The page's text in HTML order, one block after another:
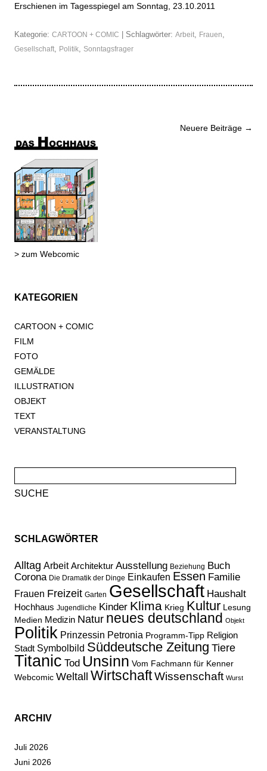
Erschienen im Tagesspiegel am Sonntag, 23.10.2011
Kategorie: CARTOON + COMIC | Schlagwörter: Arbeit Frauen
Gesellschaft Politik Sonntagsfrager
Navigation
Neuere Beiträge →
> zum Webcomic
KATEGORIEN
CARTOON + COMIC
FILM
FOTO
GEMÄLDE
ILLUSTRATION
OBJEKT
TEXT
VERANSTALTUNG
nach:
SCHLAGWÖRTER
Alltag Arbeit Architektur Ausstellung Beziehung Buch
Corona Die Dramatik der Dinge Einkaufen Essen Familie
Frauen Freizeit Garten Gesellschaft Haushalt
Hochhaus Jugendliche Kinder Klima Krieg Kultur Lesung
Medien Medizin Natur neues deutschland Objekt
Politik Prinzessin Petronia Programm-Tipp Religion
Stadt Symbolbild Süddeutsche Zeitung Tiere
Titanic Tod Unsinn Vom Fachmann für Kenner
Webcomic Weltall WirtschaftWissenschaft Wurst
ARCHIV
Juli 2026
Juni 2026